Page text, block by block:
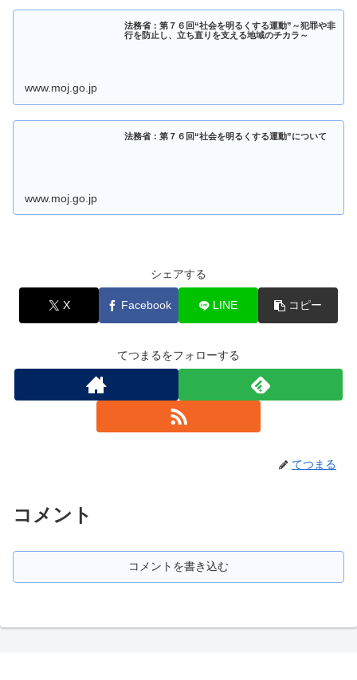
法務省：第７６回“社会を明るくする運動”～犯罪や非
行を防止し、立ち直りを支える地域のチカラ～
www.moj.go.jp
法務省：第７６回“社会を明るくする運動”について
www.moj.go.jp
シェアする
X Facebook LINE コピー
てつまるをフォローする
てつまる
コメント
コメントを書き込む